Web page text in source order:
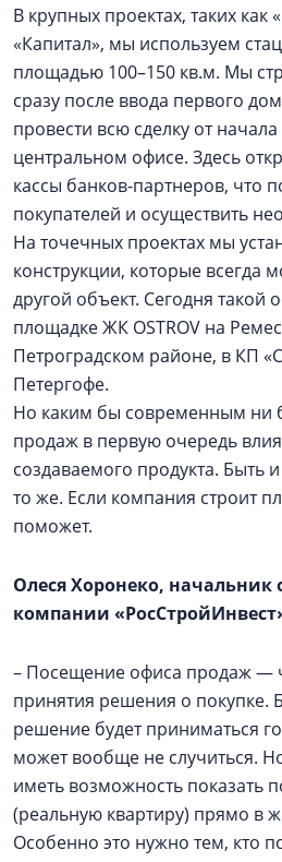
В крупных проектах, таких как
«Капитал», мы используем
площадью 100–150 кв.м. Мы
сразу после ввода первого
провести всю сделку от
центральном офисе. Здесь
кассы банков-партнеров, что
покупателей и осуществить
На точечных проектах мы
конструкции, которые всегда
другой объект. Сегодня такой
площадке ЖК OSTROV на
Петроградском районе, в КП
Петергофе.
Но каким бы современным ни
продаж в первую очередь
создаваемого продукта. Быть
то же. Если компания строит
поможет.
Олеся Хоронеко, начальник
компании
– Посещение офиса продаж —
принятия решения о покупке.
решение будет приниматься
может вообще не случиться.
иметь возможность показать
(реальную квартиру) прямо в
Особенно это нужно тем, кто